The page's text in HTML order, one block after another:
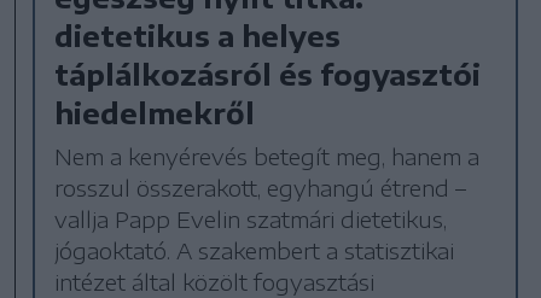
dietetikus a helyes
táplálkozásról és fogyasztói
hiedelmekről
Nem a kenyérevés betegít meg, hanem a
rosszul összerakott, egyhangú étrend –
vallja Papp Evelin szatmári dietetikus,
jógaoktató. A szakembert a statisztikai
intézet által közölt fogyasztási